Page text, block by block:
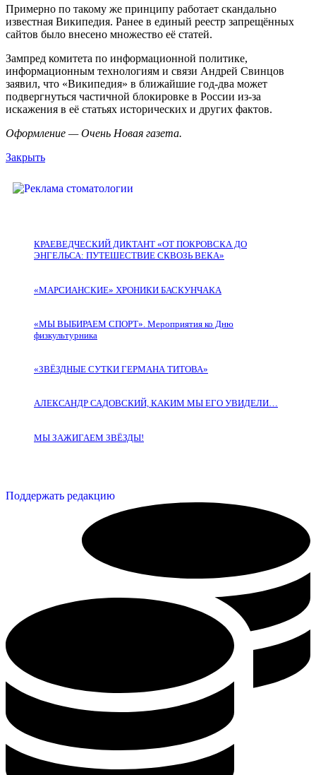
Примерно по такому же принципу работает скандально
известная Википедия. Ранее в единый реестр запрещённых
сайтов было внесено множество её статей.
Зампред комитета по информационной политике,
информационным технологиям и связи Андрей Свинцов
заявил, что «Википедия» в ближайшие год-два может
подвергнуться частичной блокировке в России из-за
искажения в её статьях исторических и других фактов.
Оформление — Очень Новая газета.
Закрыть
КРАЕВЕДЧЕСКИЙ ДИКТАНТ «ОТ ПОКРОВСКА ДО
ЭНГЕЛЬСА: ПУТЕШЕСТВИЕ СКВОЗЬ ВЕКА»
«МАРСИАНСКИЕ» ХРОНИКИ БАСКУНЧАКА
«МЫ ВЫБИРАЕМ СПОРТ». Мероприятия ко Дню
физкультурника
«ЗВЁЗДНЫЕ СУТКИ ГЕРМАНА ТИТОВА»
АЛЕКСАНДР САДОВСКИЙ, КАКИМ МЫ ЕГО УВИДЕЛИ…
МЫ ЗАЖИГАЕМ ЗВЁЗДЫ!
Поддержать редакцию